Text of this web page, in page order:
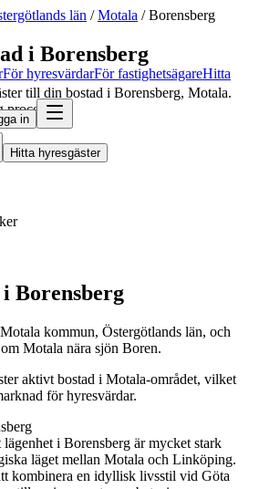
För hyresvärdarFör fastighetsägareHitta
in
län /Motala /Borensberg
i Borensberg
till din bostad i Borensberg, Motala.
process.
Hitta hyresgäster
Borensberg
kommun, Östergötlands län, och
Motala nära sjön Boren.
aktivt bostad i Motala-området, vilket
för hyresvärdar.
i Borensberg är mycket stark
läget mellan Motala och Linköping.
kombinera en idyllisk livsstil vid Göta